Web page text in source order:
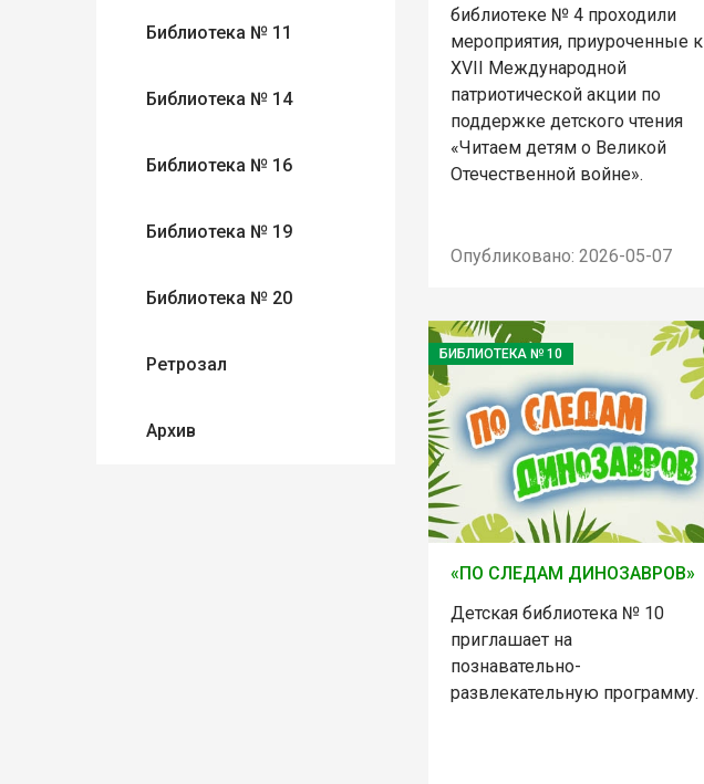
Библиотека № 11
Библиотека № 14
Библиотека № 16
Библиотека № 19
Библиотека № 20
Ретрозал
Архив
библиотеке № 4 проходили
мероприятия, приуроченные к
XVII Международной
патриотической акции по
поддержке детского чтения
«Читаем детям о Великой
Отечественной войне».
Опубликовано: 2026-05-07
БИБЛИОТЕКА № 10
«ПО СЛЕДАМ ДИНОЗАВРОВ»
Детская библиотека № 10
приглашает на
познавательно-
развлекательную программу.